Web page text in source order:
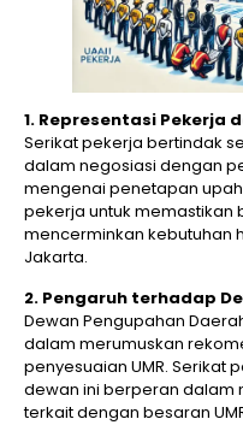
1. Representasi Pekerja
Serikat pekerja bertindak
dalam negosiasi dengan
mengenai penetapan
pekerja untuk memastikan
mencerminkan kebutuhan
Jakarta.
2. Pengaruh terhadap
Dewan Pengupahan
dalam merumuskan
penyesuaian UMR. Serikat
dewan ini berperan dalam
terkait dengan besaran